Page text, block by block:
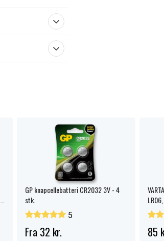
GP knapcellebatteri CR2032 3V - 4
stk.
5
Fra 32 kr. 85